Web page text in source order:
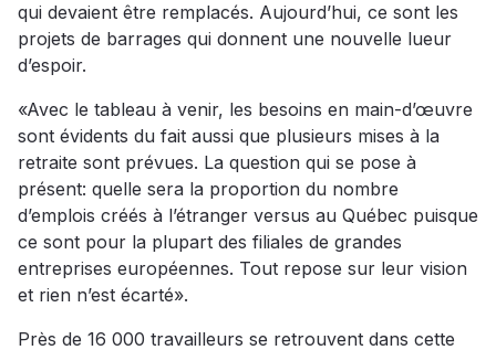
qui devaient être remplacés. Aujourd’hui, ce sont les
projets de barrages qui donnent une nouvelle lueur
d’espoir.
«Avec le tableau à venir, les besoins en main-d’œuvre
sont évidents du fait aussi que plusieurs mises à la
retraite sont prévues. La question qui se pose à
présent: quelle sera la proportion du nombre
d’emplois créés à l’étranger versus au Québec puisque
ce sont pour la plupart des filiales de grandes
entreprises européennes. Tout repose sur leur vision
et rien n’est écarté».
Près de 16 000 travailleurs se retrouvent dans cette